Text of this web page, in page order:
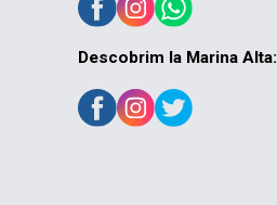
Descobrim la Marina Alta: